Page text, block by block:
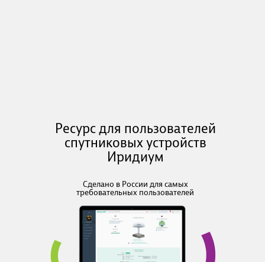
Ресурс для пользователей
спутниковых устройств
Иридиум
Сделано в России для самых
требовательных пользователей